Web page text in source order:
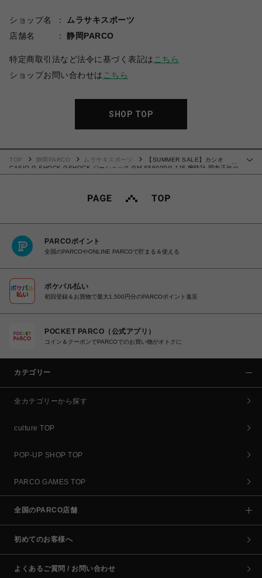
ショップ名
ムラサキスポーツ
店舗名
静岡PARCO
特定商取引法など法令に基づく表記は こちら
ショップお問い合わせは こちら
SHOP TOP
TOP 静岡PARCO ムラサキスポーツ
【SUMMER SALE】カシオ
CASIO G-SHOCK GSHOCK ジーショック GM-S5600PG-1JF 腕時計 国内正規品
【送料無料 北海道/沖縄/離島を除く】
PARCOポイント
全国のPARCOやONLINE PARCOで貯まる＆使える
ポケパル払い
初回登録＆お買物で最大1,500円分のPARCOポイント進呈
POCKET PARCO（公式アプリ）
コイン＆クーポンでPARCOでのお買い物がオトクに
カテゴリー
全カテゴリーから探す
culture TOP
POP-UP SHOP TOP
PARCO GAMES TOP
全国のPARCO店舗
初めてのお客様へ
よくあるご質問 / お問い合わせ